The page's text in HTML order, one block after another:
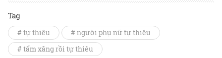
Tag
# tự thiêu
# người phụ nữ tự thiêu
# tẩm xăng rồi tự thiêu